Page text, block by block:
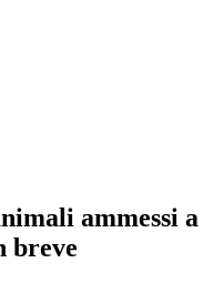
ammessi a
breve